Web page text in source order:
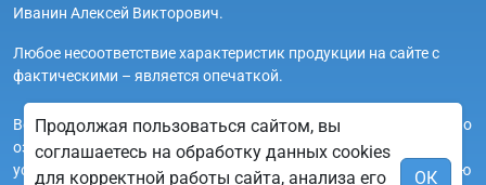
Иванин Алексей Викторович.
Любое несоответствие характеристик продукции на сайте с
фактическими – является опечаткой.
Вся информация на сайте region-korolev.ru носит исключительно
ознакомительный и справочный характер и ни при каких
условиях не является публичной офертой. Всю дополнительную
Продолжая пользоваться сайтом, вы
соглашаетесь на обработку данных cookies
для корректной работы сайта, анализа его
ОК